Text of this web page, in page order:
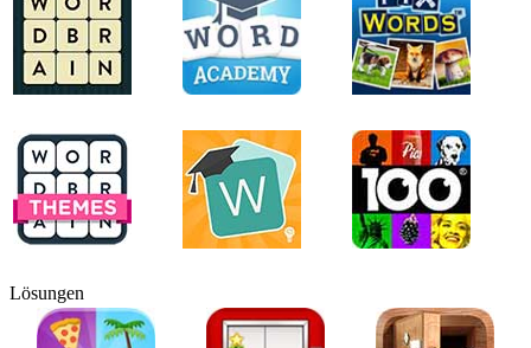
Lösungen